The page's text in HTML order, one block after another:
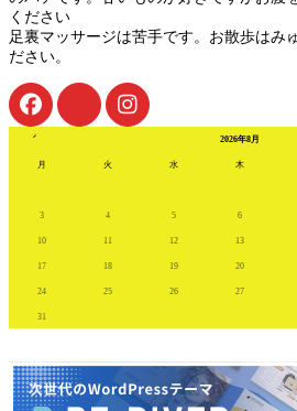
ください
足裏マッサージは苦手です。お散歩はみ
ださい。
2026年8月
月 火 水 木
3 4 5 6
10 11 12 13
17 18 19 20
24 25 26 27
31